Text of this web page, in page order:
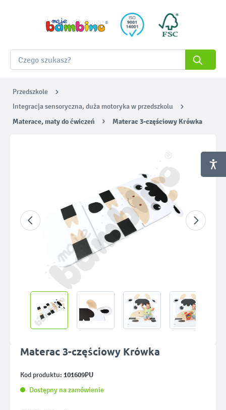
Przedszkole
Integracja sensoryczna, duża motoryka w przedszkolu
Materace, maty do ćwiczeń Materac 3-częściowy Krówka
Materac 3-częściowy Krówka
Kod produktu: 101609PU
Dostępny na zamówienie